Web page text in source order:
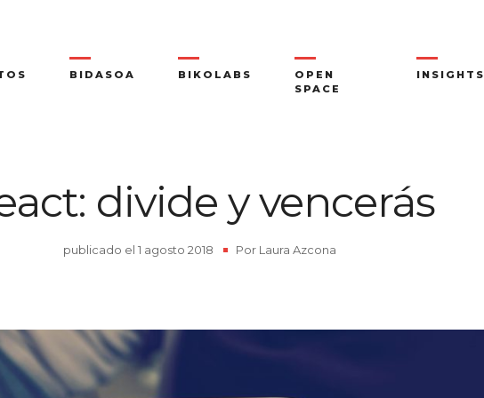
BIDASOA BIKOLABS
OPEN
SPACE
INSIGHTS
divide y vencerás
publicado el 1 agosto 2018 | Por Laura Azcona